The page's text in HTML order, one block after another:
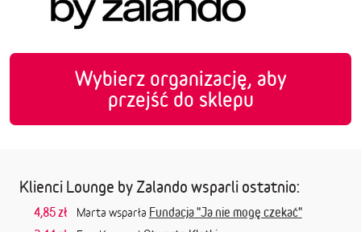
Wybierz organizację, aby
przejść do sklepu
Klienci Lounge by Zalando wsparli ostatnio:
4,85 zł Marta wsparła Fundacja "Ja nie mogę czekać"